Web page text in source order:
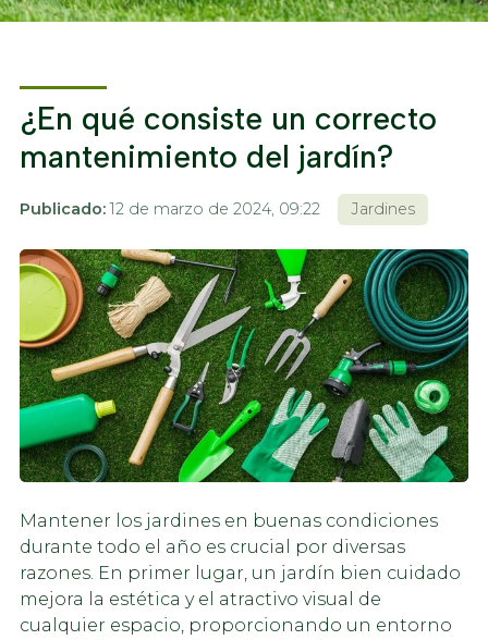
¿En qué consiste un correcto
mantenimiento del jardín?
Publicado: 12 de marzo de 2024, 09:22 Jardines
Mantener los jardines en buenas condiciones
durante todo el año es crucial por diversas
razones. En primer lugar, un jardín bien cuidado
mejora la estética y el atractivo visual de
cualquier espacio, proporcionando un entorno